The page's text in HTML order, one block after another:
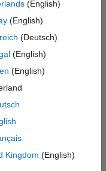
(English)
(English)
(Deutsch)
(English)
(English)
Kingdom (English)